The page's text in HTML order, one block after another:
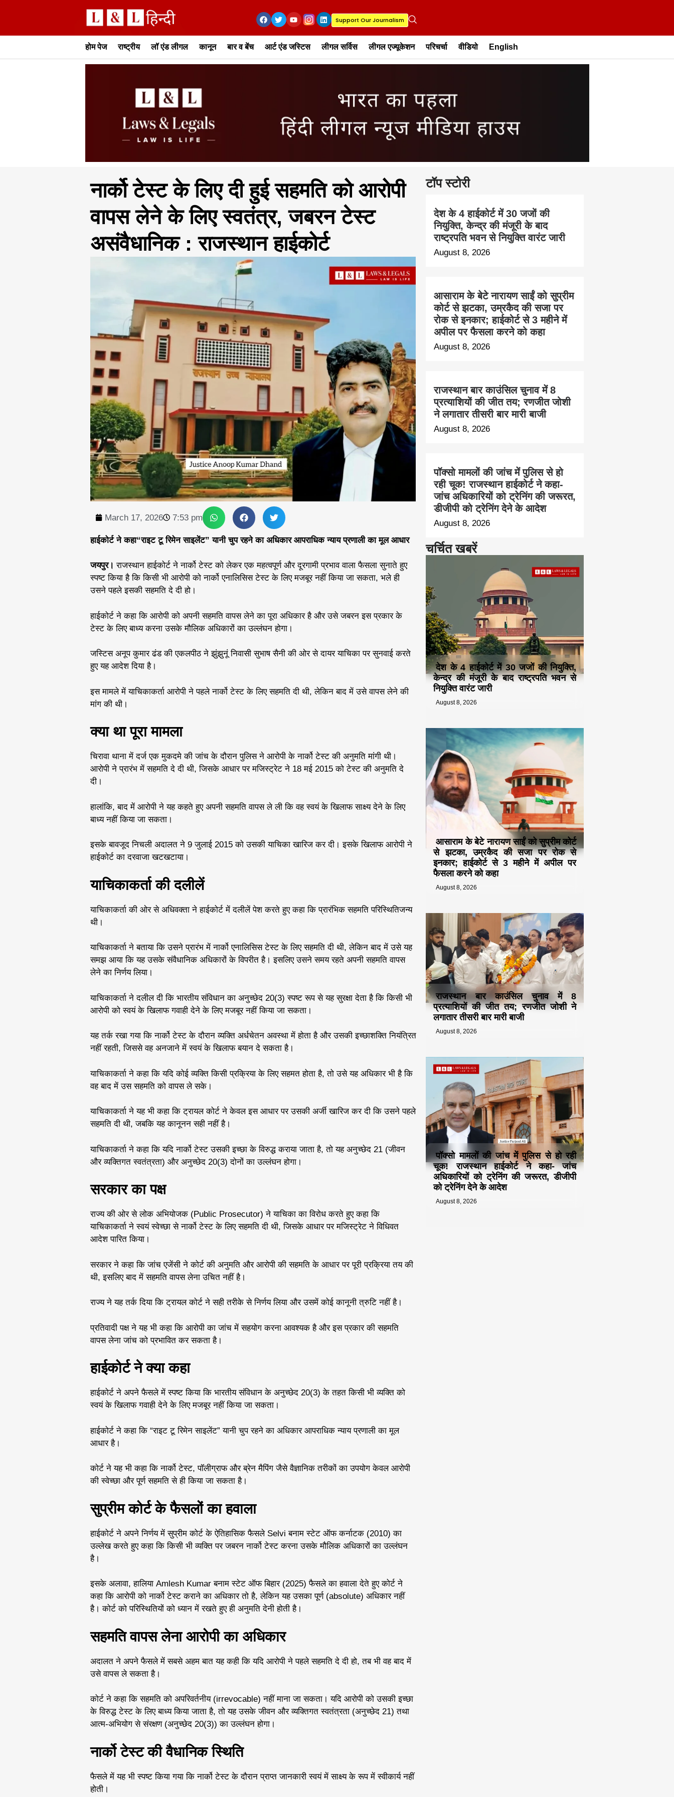
Support Our Journalism
होम पेज राष्ट्रीय लॉ एंड लीगल कानून बार व बेंच आर्ट एंड जस्टिस लीगल सर्विस लीगल एज्यूकेशन परिचर्चा वीडियो English
टॉप स्टोरी
देश के 4 हाईकोर्ट में 30 जजों की
नियुक्ति, केन्द्र की मंजूरी के बाद
राष्ट्रपति भवन से नियुक्ति वारंट जारी
August 8, 2026
आसाराम के बेटे नारायण साईं को सुप्रीम
कोर्ट से झटका, उम्रकैद की सजा पर
रोक से इनकार; हाईकोर्ट से 3 महीने में
अपील पर फैसला करने को कहा
August 8, 2026
राजस्थान बार काउंसिल चुनाव में 8
प्रत्याशियों की जीत तय; रणजीत जोशी
ने लगातार तीसरी बार मारी बाजी
August 8, 2026
पॉक्सो मामलों की जांच में पुलिस से हो
रही चूक! राजस्थान हाईकोर्ट ने कहा-
जांच अधिकारियों को ट्रेनिंग की जरूरत,
डीजीपी को ट्रेनिंग देने के आदेश
August 8, 2026
चर्चित खबरें
देश के 4 हाईकोर्ट में 30 जजों की नियुक्ति,
केन्द्र की मंजूरी के बाद राष्ट्रपति भवन से
नियुक्ति वारंट जारी
August 8, 2026
आसाराम के बेटे नारायण साईं को सुप्रीम कोर्ट
से झटका, उम्रकैद की सजा पर रोक से
इनकार; हाईकोर्ट से 3 महीने में अपील पर
फैसला करने को कहा
August 8, 2026
राजस्थान बार काउंसिल चुनाव में 8
प्रत्याशियों की जीत तय; रणजीत जोशी ने
लगातार तीसरी बार मारी बाजी
August 8, 2026
पॉक्सो मामलों की जांच में पुलिस से हो रही
चूक! राजस्थान हाईकोर्ट ने कहा- जांच
अधिकारियों को ट्रेनिंग की जरूरत, डीजीपी
को ट्रेनिंग देने के आदेश
August 8, 2026
नार्को टेस्ट के लिए दी हुई सहमति को आरोपी
वापस लेने के लिए स्वतंत्र, जबरन टेस्ट
असंवैधानिक : राजस्थान हाईकोर्ट
March 17, 2026 7:53 pm
हाईकोर्ट ने कहा“राइट टू रिमेन साइलेंट” यानी चुप रहने का अधिकार आपराधिक न्याय प्रणाली का मूल आधार
जयपुर। राजस्थान हाईकोर्ट ने नार्को टेस्ट को लेकर एक महत्वपूर्ण और दूरगामी प्रभाव वाला फैसला सुनाते हुए
स्पष्ट किया है कि किसी भी आरोपी को नार्को एनालिसिस टेस्ट के लिए मजबूर नहीं किया जा सकता, भले ही
उसने पहले इसकी सहमति दे दी हो।
हाईकोर्ट ने कहा कि आरोपी को अपनी सहमति वापस लेने का पूरा अधिकार है और उसे जबरन इस प्रकार के
टेस्ट के लिए बाध्य करना उसके मौलिक अधिकारों का उल्लंघन होगा।
जस्टिस अनूप कुमार ढंड की एकलपीठ ने झुंझुनूं निवासी सुभाष सैनी की ओर से दायर याचिका पर सुनवाई करते
हुए यह आदेश दिया है।
इस मामले में याचिकाकर्ता आरोपी ने पहले नार्को टेस्ट के लिए सहमति दी थी, लेकिन बाद में उसे वापस लेने की
मांग की थी।
क्या था पूरा मामला
चिरावा थाना में दर्ज एक मुकदमे की जांच के दौरान पुलिस ने आरोपी के नार्को टेस्ट की अनुमति मांगी थी।
आरोपी ने प्रारंभ में सहमति दे दी थी, जिसके आधार पर मजिस्ट्रेट ने 18 मई 2015 को टेस्ट की अनुमति दे
दी।
हालांकि, बाद में आरोपी ने यह कहते हुए अपनी सहमति वापस ले ली कि वह स्वयं के खिलाफ साक्ष्य देने के लिए
बाध्य नहीं किया जा सकता।
इसके बावजूद निचली अदालत ने 9 जुलाई 2015 को उसकी याचिका खारिज कर दी। इसके खिलाफ आरोपी ने
हाईकोर्ट का दरवाजा खटखटाया।
याचिकाकर्ता की दलीलें
याचिकाकर्ता की ओर से अधिवक्ता ने हाईकोर्ट में दलीलें पेश करते हुए कहा कि प्रारंभिक सहमति परिस्थितिजन्य
थी।
याचिकाकर्ता ने बताया कि उसने प्रारंभ में नार्को एनालिसिस टेस्ट के लिए सहमति दी थी, लेकिन बाद में उसे यह
समझ आया कि यह उसके संवैधानिक अधिकारों के विपरीत है। इसलिए उसने समय रहते अपनी सहमति वापस
लेने का निर्णय लिया।
याचिकाकर्ता ने दलील दी कि भारतीय संविधान का अनुच्छेद 20(3) स्पष्ट रूप से यह सुरक्षा देता है कि किसी भी
आरोपी को स्वयं के खिलाफ गवाही देने के लिए मजबूर नहीं किया जा सकता।
यह तर्क रखा गया कि नार्को टेस्ट के दौरान व्यक्ति अर्धचेतन अवस्था में होता है और उसकी इच्छाशक्ति नियंत्रित
नहीं रहती, जिससे वह अनजाने में स्वयं के खिलाफ बयान दे सकता है।
याचिकाकर्ता ने कहा कि यदि कोई व्यक्ति किसी प्रक्रिया के लिए सहमत होता है, तो उसे यह अधिकार भी है कि
वह बाद में उस सहमति को वापस ले सके।
याचिकाकर्ता ने यह भी कहा कि ट्रायल कोर्ट ने केवल इस आधार पर उसकी अर्जी खारिज कर दी कि उसने पहले
सहमति दी थी, जबकि यह कानूनन सही नहीं है।
याचिकाकर्ता ने कहा कि यदि नार्को टेस्ट उसकी इच्छा के विरुद्ध कराया जाता है, तो यह अनुच्छेद 21 (जीवन
और व्यक्तिगत स्वतंत्रता) और अनुच्छेद 20(3) दोनों का उल्लंघन होगा।
सरकार का पक्ष
राज्य की ओर से लोक अभियोजक (Public Prosecutor) ने याचिका का विरोध करते हुए कहा कि
याचिकाकर्ता ने स्वयं स्वेच्छा से नार्को टेस्ट के लिए सहमति दी थी, जिसके आधार पर मजिस्ट्रेट ने विधिवत
आदेश पारित किया।
सरकार ने कहा कि जांच एजेंसी ने कोर्ट की अनुमति और आरोपी की सहमति के आधार पर पूरी प्रक्रिया तय की
थी, इसलिए बाद में सहमति वापस लेना उचित नहीं है।
राज्य ने यह तर्क दिया कि ट्रायल कोर्ट ने सही तरीके से निर्णय लिया और उसमें कोई कानूनी त्रुटि नहीं है।
प्रतिवादी पक्ष ने यह भी कहा कि आरोपी का जांच में सहयोग करना आवश्यक है और इस प्रकार की सहमति
वापस लेना जांच को प्रभावित कर सकता है।
हाईकोर्ट ने क्या कहा
हाईकोर्ट ने अपने फैसले में स्पष्ट किया कि भारतीय संविधान के अनुच्छेद 20(3) के तहत किसी भी व्यक्ति को
स्वयं के खिलाफ गवाही देने के लिए मजबूर नहीं किया जा सकता।
हाईकोर्ट ने कहा कि “राइट टू रिमेन साइलेंट” यानी चुप रहने का अधिकार आपराधिक न्याय प्रणाली का मूल
आधार है।
कोर्ट ने यह भी कहा कि नार्को टेस्ट, पॉलीग्राफ और ब्रेन मैपिंग जैसे वैज्ञानिक तरीकों का उपयोग केवल आरोपी
की स्वेच्छा और पूर्ण सहमति से ही किया जा सकता है।
सुप्रीम कोर्ट के फैसलों का हवाला
हाईकोर्ट ने अपने निर्णय में सुप्रीम कोर्ट के ऐतिहासिक फैसले Selvi बनाम स्टेट ऑफ कर्नाटक (2010) का
उल्लेख करते हुए कहा कि किसी भी व्यक्ति पर जबरन नार्को टेस्ट करना उसके मौलिक अधिकारों का उल्लंघन
है।
इसके अलावा, हालिया Amlesh Kumar बनाम स्टेट ऑफ बिहार (2025) फैसले का हवाला देते हुए कोर्ट ने
कहा कि आरोपी को नार्को टेस्ट कराने का अधिकार तो है, लेकिन यह उसका पूर्ण (absolute) अधिकार नहीं
है। कोर्ट को परिस्थितियों को ध्यान में रखते हुए ही अनुमति देनी होती है।
सहमति वापस लेना आरोपी का अधिकार
अदालत ने अपने फैसले में सबसे अहम बात यह कही कि यदि आरोपी ने पहले सहमति दे दी हो, तब भी वह बाद में
उसे वापस ले सकता है।
कोर्ट ने कहा कि सहमति को अपरिवर्तनीय (irrevocable) नहीं माना जा सकता। यदि आरोपी को उसकी इच्छा
के विरुद्ध टेस्ट के लिए बाध्य किया जाता है, तो यह उसके जीवन और व्यक्तिगत स्वतंत्रता (अनुच्छेद 21) तथा
आत्म-अभियोग से संरक्षण (अनुच्छेद 20(3)) का उल्लंघन होगा।
नार्को टेस्ट की वैधानिक स्थिति
फैसले में यह भी स्पष्ट किया गया कि नार्को टेस्ट के दौरान प्राप्त जानकारी स्वयं में साक्ष्य के रूप में स्वीकार्य नहीं
होती।